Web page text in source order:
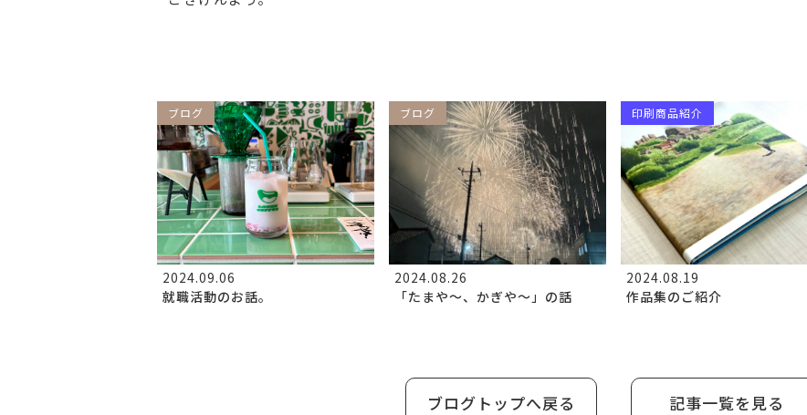
ブログ
2024.09.06
就職活動のお話。
ブログ
2024.08.26
「たまや～、かぎや～」の話
印刷商品紹介
2024.08.19
作品集のご紹介
ブログトップへ戻る 記事一覧を見る